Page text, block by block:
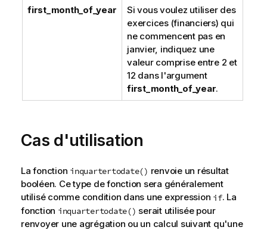
first_month_of_year
Si vous voulez utiliser des
exercices (financiers) qui
ne commencent pas en
janvier, indiquez une
valeur comprise entre 2 et
12 dans l'argument
first_month_of_year.
Cas d'utilisation
La fonction inquartertodate() renvoie un résultat
booléen. Ce type de fonction sera généralement
utilisé comme condition dans une expression if. La
fonction inquartertodate() serait utilisée pour
renvoyer une agrégation ou un calcul suivant qu'une